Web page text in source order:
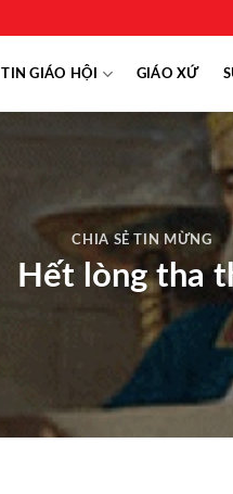
TIN GIÁO HỘI GIÁO XỨ
CHIA SẺ TIN MỪNG
Hết lòng tha